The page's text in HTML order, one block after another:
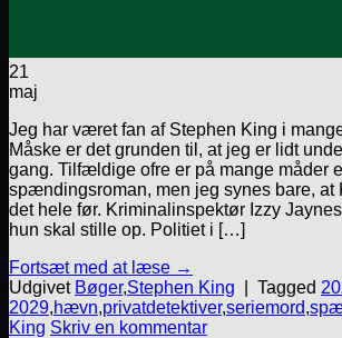
21
maj
Jeg har været fan af Stephen King i
Måske er det grunden til, at jeg er lidt
gang. Tilfældige ofre er på mange måder
spændingsroman, men jeg synes bare, at
det hele før. Kriminalinspektør Izzy
hun skal stille op. Politiet i […]
Fortsæt med at læse →
Udgivet Bøger,Stephen King Tagged
2029,hævn,privatdetektiver,seriemord,
King Skriv en kommentar